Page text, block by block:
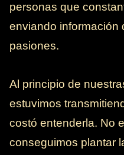
personas que
enviando información
pasiones.
Al principio de
estuvimos
costó entenderla. No
conseguimos plantar